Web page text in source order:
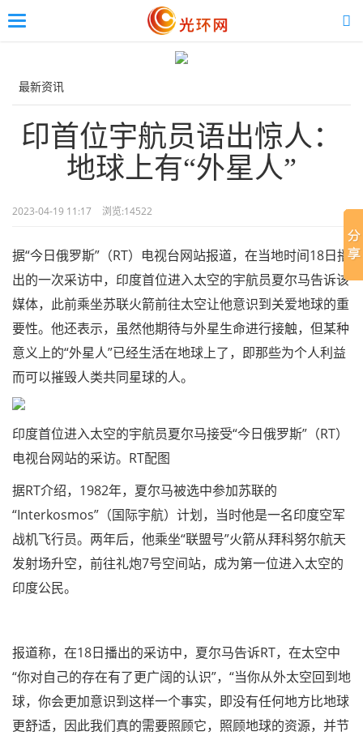
main
content
Toggle
最新资讯
印首位宇航员语出惊人：
地球上有“外星人”
2023-04-19 11:17 浏览:14522
据“今日俄罗斯”（RT）电视台网站报道，在当地时间18日播
出的一次采访中，印度首位进入太空的宇航员夏尔马告诉该
媒体，此前乘坐苏联火箭前往太空让他意识到关爱地球的重
要性。他还表示，虽然他期待与外星生命进行接触，但某种
意义上的“外星人”已经生活在地球上了，即那些为个人利益
而可以摧毁人类共同星球的人。
印度首位进入太空的宇航员夏尔马接受“今日俄罗斯”（RT）
电视台网站的采访。RT配图
据RT介绍，1982年，夏尔马被选中参加苏联的
“Interkosmos”（国际宇航）计划，当时他是一名印度空军
战机飞行员。两年后，他乘坐“联盟号”火箭从拜科努尔航天
发射场升空，前往礼炮7号空间站，成为第一位进入太空的
印度公民。
报道称，在18日播出的采访中，夏尔马告诉RT，在太空中
“你对自己的存在有了更广阔的认识”，“当你从外太空回到地
球，你会更加意识到这样一个事实，即没有任何地方比地球
更舒适，因此我们真的需要照顾它，照顾地球的资源，并节